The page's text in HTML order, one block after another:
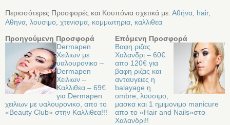
Περισσότερες Προσφορές και Κουπόνια σχετικά με: Αθήνα, hair,
Αθηνα, λουσιμο, χτενισμα, κομμωτηρια, καλλιθεα
Προηγούμενη Προσφορά
Dermapen
Χειλιων με
υαλουρονικο –
Dermapen
Χειλιων –
Καλλιθεα – 69€
για Dermapen
χειλιων με υαλουρονικο, απο το
«Beauty Club» στην Καλλιθεα!!!
Επόμενη Προσφορά
Βαφη ριζας
Χαλανδρι – 60€
απο 120€ για
βαφη ριζας και
ανταυγειες η
balayage η
ombre, λουσιμο,
μασκα και 1 ημιμονιμο manicure
απο το «Hair and Nails»στο
Χαλανδρι!!